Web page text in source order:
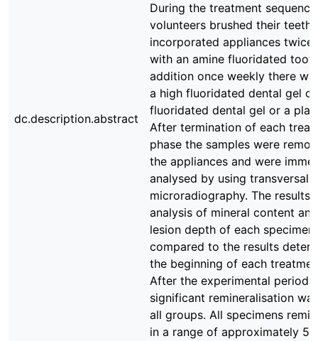
dc.description.abstract
During the treatment
volunteers brushed their teeth
incorporated appliances twice
with an amine fluoridated
addition once weekly there
a high fluoridated dental gel
fluoridated dental gel or a
After termination of each
phase the samples were
the appliances and were
analysed by using transversal
microradiography. The results
analysis of mineral content
lesion depth of each specimen
compared to the results
the beginning of each
After the experimental
significant remineralisation
all groups. All specimens
in a range of approximately